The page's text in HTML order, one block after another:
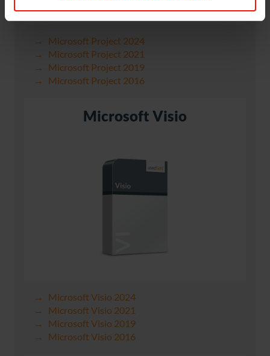
Microsoft Project 2024
Microsoft Project 2021
Microsoft Project 2019
Microsoft Project 2016
Microsoft Visio
Microsoft Visio 2024
Microsoft Visio 2021
Microsoft Visio 2019
Microsoft Visio 2016